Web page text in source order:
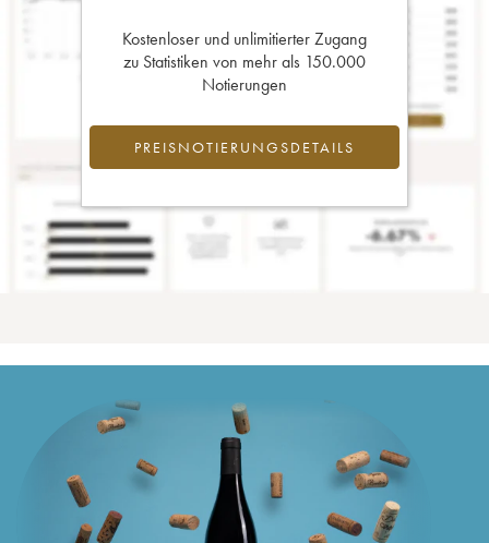
Kostenloser und unlimitierter Zugang
zu Statistiken von mehr als 150.000
Notierungen
PREISNOTIERUNGSDETAILS